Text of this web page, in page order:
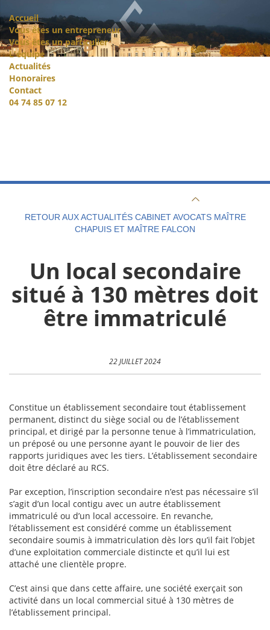
Accueil
Vous êtes un entrepreneur
Vous êtes un particulier
L'équipe
Actualités
Honoraires
Contact
04 74 85 07 12
RETOUR AUX ACTUALITÉS CABINET AVOCATS MAÎTRE
CHAPUIS ET MAÎTRE FALCON
Un local secondaire
situé à 130 mètres doit
être immatriculé
22 JUILLET 2024
Constitue un établissement secondaire tout établissement
permanent, distinct du siège social ou de l’établissement
principal, et dirigé par la personne tenue à l’immatriculation,
un préposé ou une personne ayant le pouvoir de lier des
rapports juridiques avec les tiers. L’établissement secondaire
doit être déclaré au RCS.
Par exception, l’inscription secondaire n’est pas nécessaire s’il
s’agit d’un local contigu avec un autre établissement
immatriculé ou d’un local accessoire. En revanche,
l’établissement est considéré comme un établissement
secondaire soumis à immatriculation dès lors qu’il fait l’objet
d’une exploitation commerciale distincte et qu’il lui est
attaché une clientèle propre.
C’est ainsi que dans cette affaire, une société exerçait son
activité dans un local commercial situé à 130 mètres de
l’établissement principal.